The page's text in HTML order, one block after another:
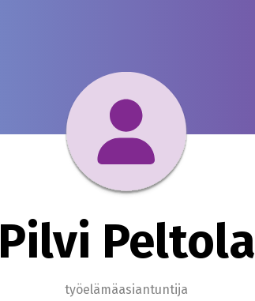
Pilvi Peltola
työelämäasiantuntija